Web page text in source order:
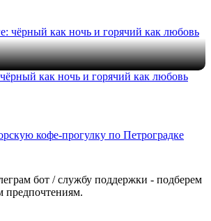
как ночь и горячий как любовь
кофе-прогулку по Петроградке
бот / службу поддержки - подберем
предпочтениям.